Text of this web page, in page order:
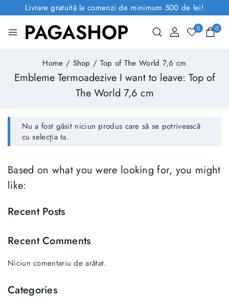
Livrare gratuită la comenzi de minimum 500 de lei!
0 0
Home / Shop / Top of The World 7,6 cm
Embleme Termoadezive I want to leave: Top of
The World 7,6 cm
Nu a fost găsit niciun produs care să se potrivească
cu selecția ta.
Based on what you were looking for, you might
like:
Recent Posts
Recent Comments
Niciun comentariu de arătat.
Categories